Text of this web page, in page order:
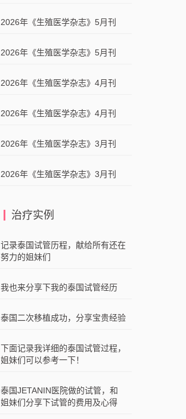
2026年《生殖医学杂志》5月刊
2026年《生殖医学杂志》5月刊
2026年《生殖医学杂志》4月刊
2026年《生殖医学杂志》4月刊
2026年《生殖医学杂志》3月刊
2026年《生殖医学杂志》3月刊
治疗实例
记录泰国试管历程，献给所有还在
努力的姐妹们
我也来分享下我的泰国试管经历
泰国二次移植成功，分享宝贵经验
下面记录我详细的泰国试管过程，
姐妹们可以参考一下！
泰国JETANIN医院做的试管，和
姐妹们分享下试管的费用及心得